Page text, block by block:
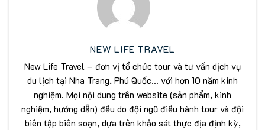
NEW LIFE TRAVEL
New Life Travel – đơn vị tổ chức tour và tư vấn dịch vụ
du lịch tại Nha Trang, Phú Quốc... với hơn 10 năm kinh
nghiệm. Mọi nội dung trên website (sản phẩm, kinh
nghiệm, hướng dẫn) đều do đội ngũ điều hành tour và đội
biên tập biên soạn, dựa trên khảo sát thực địa định kỳ,